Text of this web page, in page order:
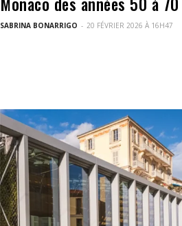
SABRINA BONARRIGO - 20 FÉVRIER 2026 À 16H47